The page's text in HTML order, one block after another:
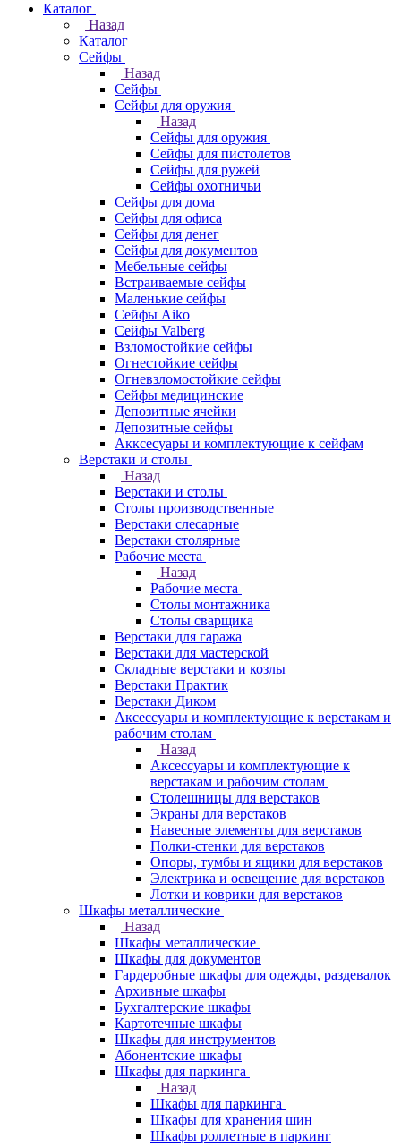
Каталог
Назад
Каталог
Cейфы
Назад
Cейфы
Cейфы для оружия
Назад
Cейфы для оружия
Сейфы для пистолетов
Сейфы для ружей
Сейфы охотничьи
Cейфы для дома
Cейфы для офиса
Сейфы для денег
Сейфы для документов
Мебельные сейфы
Встраиваемые сейфы
Маленькие сейфы
Сейфы Aiko
Сейфы Valberg
Взломостойкие сейфы
Огнестойкие сейфы
Огневзломостойкие сейфы
Сейфы медицинские
Депозитные ячейки
Депозитные сейфы
Акксесуары и комплектующие к сейфам
Верстаки и столы
Назад
Верстаки и столы
Столы производственные
Верстаки слесарные
Верстаки столярные
Рабочие места
Назад
Рабочие места
Столы монтажника
Столы сварщика
Верстаки для гаража
Верстаки для мастерской
Складные верстаки и козлы
Верстаки Практик
Верстаки Диком
Аксессуары и комплектующие к верстакам и
рабочим столам
Назад
Аксессуары и комплектующие к
верстакам и рабочим столам
Столешницы для верстаков
Экраны для верстаков
Навесные элементы для верстаков
Полки-стенки для верстаков
Опоры, тумбы и ящики для верстаков
Электрика и освещение для верстаков
Лотки и коврики для верстаков
Шкафы металлические
Назад
Шкафы металлические
Шкафы для документов
Гардеробные шкафы для одежды, раздевалок
Архивные шкафы
Бухгалтерские шкафы
Картотечные шкафы
Шкафы для инструментов
Абонентские шкафы
Шкафы для паркинга
Назад
Шкафы для паркинга
Шкафы для хранения шин
Шкафы роллетные в паркинг